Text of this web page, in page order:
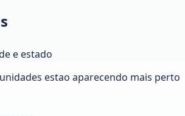
e estado
estao aparecendo mais perto